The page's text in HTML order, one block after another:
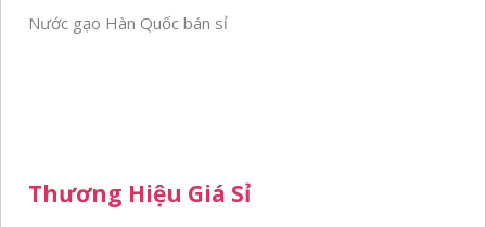
Nước gạo Hàn Quốc bán sỉ
Thương Hiệu Giá Sỉ